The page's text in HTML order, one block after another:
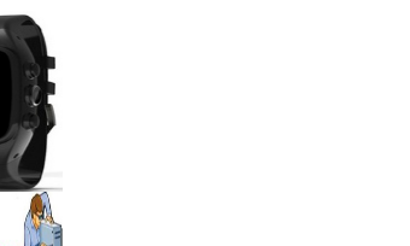
לחברות
מבית PIONEER